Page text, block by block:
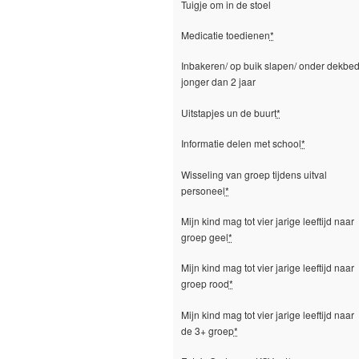
Tuigje om in de stoel
Medicatie toedienen*
Inbakeren/ op buik slapen/ onder dekbed
jonger dan 2 jaar
Uitstapjes un de buurt*
Informatie delen met school*
Wisseling van groep tijdens uitval
personeel*
Mijn kind mag tot vier jarige leeftijd naar
groep geel*
Mijn kind mag tot vier jarige leeftijd naar
groep rood*
Mijn kind mag tot vier jarige leeftijd naar
de 3+ groep*